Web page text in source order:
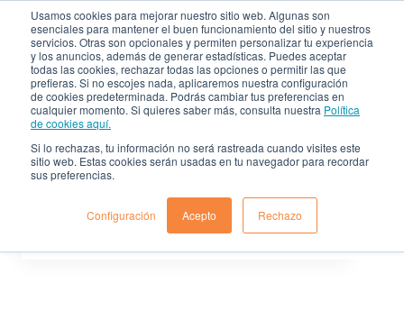
Usamos cookies para mejorar nuestro sitio web. Algunas son
esenciales para mantener el buen funcionamiento del sitio y nuestros
servicios. Otras son opcionales y permiten personalizar tu experiencia
y los anuncios, además de generar estadísticas. Puedes aceptar
todas las cookies, rechazar todas las opciones o permitir las que
prefieras. Si no escojes nada, aplicaremos nuestra configuración
de cookies predeterminada. Podrás cambiar tus preferencias en
cualquier momento. Si quieres saber más, consulta nuestra Política
de cookies aquí.
Si lo rechazas, tu información no será rastreada cuando visites este
sitio web. Estas cookies serán usadas en tu navegador para recordar
sus preferencias.
Configuración Acepto Rechazo
Centro de ayuda de
Renting Colombia
Sitio
web
Déjanos resolver tus dudas